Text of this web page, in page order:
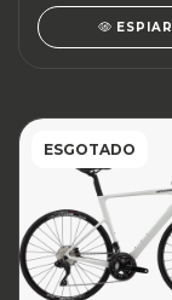
ESPIAR
ESGOTADO